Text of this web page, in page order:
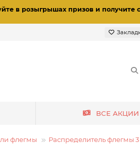
в розыгрышах призов и получите
ВСЕ АКЦИИ
флегмы Распределитель флегмы